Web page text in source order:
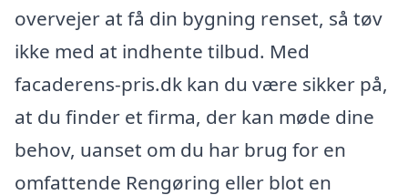
overvejer at få din bygning renset, så tøv
ikke med at indhente tilbud. Med
facaderens-pris.dk kan du være sikker på,
at du finder et firma, der kan møde dine
behov, uanset om du har brug for en
omfattende Rengøring eller blot en